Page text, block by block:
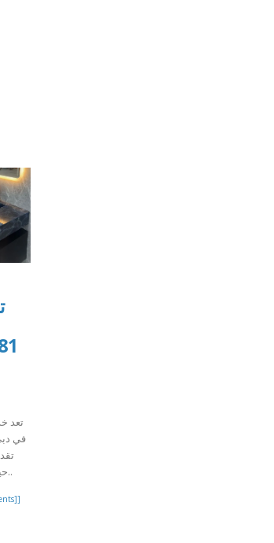
تعد
في
حيث توفر الشركة مغاسل..